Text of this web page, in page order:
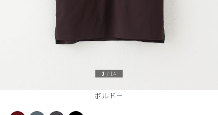
ボルドー
1 / 14